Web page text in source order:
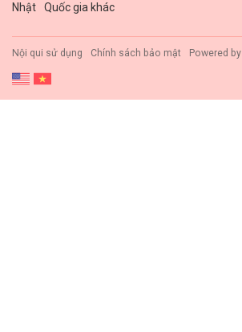
Nhật
Quốc gia khác
Nội qui sử dụng Chính sách bảo mật Powered by